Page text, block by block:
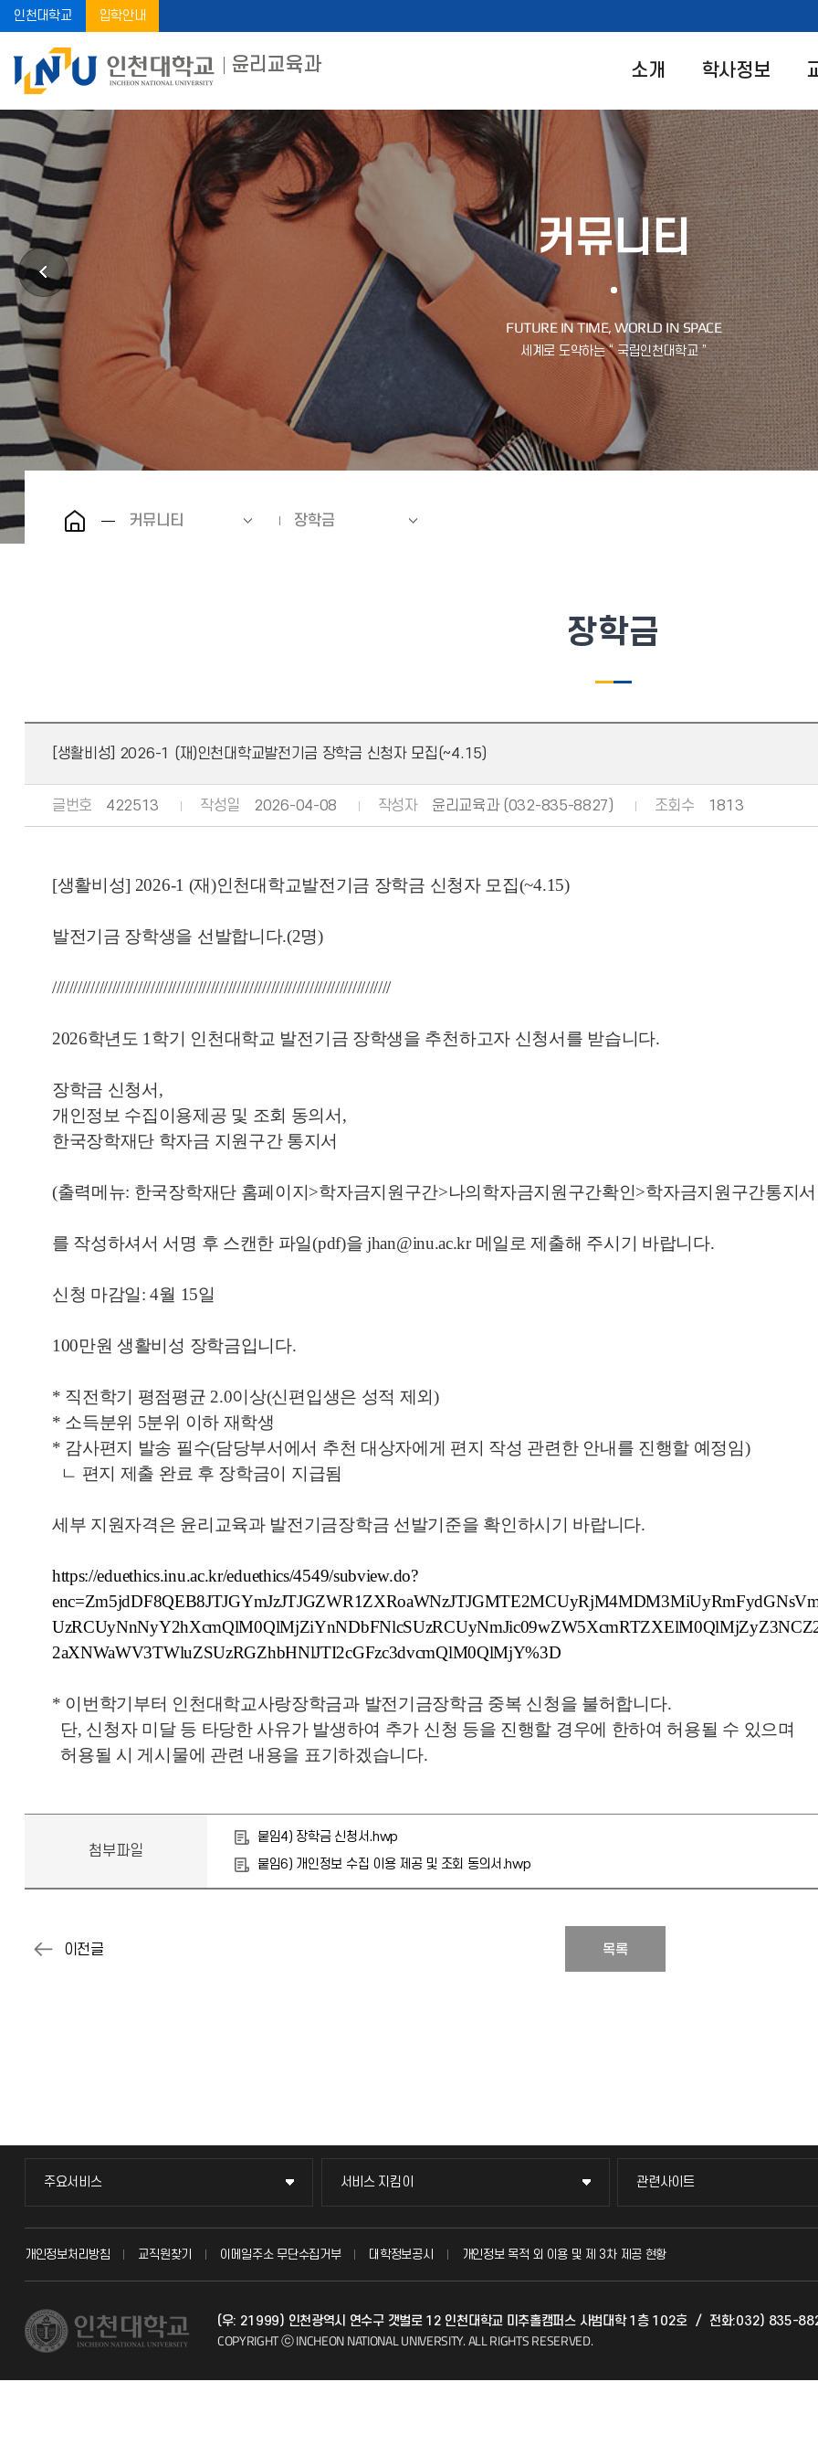
인천대학교 입학안내
윤리교육과 소개 학사정보
커뮤니티
커뮤니티 장학금
장학금
[생활비성] 2026-1 (재)인천대학교발전기금 장학금 신청자 모집(~4.15)
글번호 422513 작성일 2026-04-08 작성자 윤리교육과 (032-835-8827) 조회수 1813
[생활비성] 2026-1 (재)인천대학교발전기금 장학금 신청자 모집(~4.15)
발전기금 장학생을 선발합니다.(2명)
///////////////////////////////////////////////////////////////////////////////
2026학년도 1학기 인천대학교 발전기금 장학생을 추천하고자 신청서를 받습니다.
장학금 신청서,
개인정보 수집이용제공 및 조회 동의서,
한국장학재단 학자금 지원구간 통지서
(출력메뉴: 한국장학재단 홈페이지>학자금지원구간>나의학자금지원구간확인>학자금지원구간통지
를 작성하셔서 서명 후 스캔한 파일(pdf)을jhan@inu.ac.kr 메일로 제출해 주시기 바랍니다.
신청 마감일: 4월 15일
100만원 생활비성 장학금입니다.
* 직전학기 평점평균 2.0이상(신편입생은 성적 제외)
* 소득분위 5분위 이하 재학생
* 감사편지 발송 필수(담당부서에서 추천 대상자에게 편지 작성 관련한 안내를 진행할 예정임)
ㄴ 편지 제출 완료 후 장학금이 지급됨
세부 지원자격은 윤리교육과 발전기금장학금 선발기준을 확인하시기 바랍니다.
https://eduethics.inu.ac.kr/eduethics/4549/subview.do?
2aXNWaWV3TWluZSUzRGZhbHNlJTI2cGFzc3dvcmQlM0QlMjY%3D
* 이번학기부터 인천대학교사랑장학금과 발전기금장학금 중복 신청을 불허합니다.
단, 신청자 미달 등 타당한 사유가 발생하여 추가 신청 등을 진행할 경우에 한하여 허용될 수 있으며
허용될 시 게시물에 관련 내용을 표기하겠습니다.
첨부파일
붙임4) 장학금 신청서.hwp
붙임6) 개인정보 수집 이용 제공 및 조회 동의서.hwp
목록
주요서비스
주요서비스
교무회의방송
시설예약
서비스 지킴이
서비스 지킴이
묻고 답하기
자주 묻는 질문(FAQ)
관련사이트
관련사이트
국방헬프콜
산학협력단
개인정보처리방침 교직원찾기 이메일주소 무단수집거부 대학정보공시 개인정보 목적 외 이용 및 제 3차 제공 현황
(우: 21999) 인천광역시 연수구 갯벌로 12 인천대학교 미추홀캠퍼스 사범대학 1층 102호 / 전화:032) 835-
COPYRIGHT ⓒ INCHEON NATIONAL UNIVERSITY.ALL RIGHTS RESERVED.